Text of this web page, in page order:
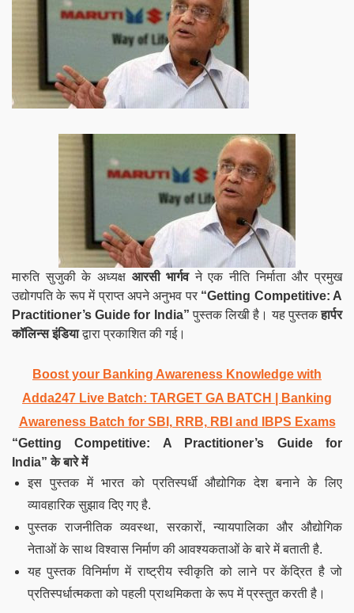
मारुति सुजुकी के अध्यक्ष आरसी भार्गवने एक नीति निर्माता और प्रमुख
उद्योगपति के रूप में प्राप्त अपने अनुभव पर “Getting Competitive: A
Practitioner’s Guide for India” पुस्तक लिखी है। यह पुस्तकहार्पर
कॉलिन्स इंडियाद्वारा प्रकाशित की गई।
Boost your Banking Awareness Knowledge with
Adda247 Live Batch: TARGET GA BATCH
| Banking
Awareness Batch for SBI, RRB, RBI and IBPS Exams
“Getting Competitive: A Practitioner’s Guide for
India”के बारे में
इस पुस्तक में भारत को प्रतिस्पर्धी औद्योगिक देश बनाने के लिए
व्यावहारिक सुझाव दिए गए है.
पुस्तक राजनीतिक व्यवस्था, सरकारों, न्यायपालिका और औद्योगिक
नेताओं के साथ विश्वास निर्माण की आवश्यकताओं के बारे में बताती है.
यह पुस्तक विनिर्माण में राष्ट्रीय स्वीकृति को लाने पर केंद्रित है जो
प्रतिस्पर्धात्मकता को पहली प्राथमिकता के रूप में प्रस्तुत करती है।